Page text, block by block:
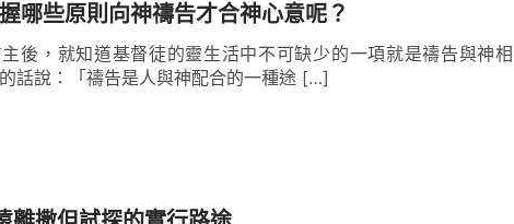
赤身歸回。賞賜的是耶和華，收取的也是耶和華；
抓進監獄時，弟兄姊妹掩護他出城，剛逃出城外，主
架，彼得一聽這話，明白了主耶穌的心意，此時彼
回到羅馬城，主動要求倒釘十字架。通過彼得、約
有理智，不是一味地要求神滿足自己的肉體，而是
哪些原則向神禱告才合神心意呢？
後，就知道基督徒的靈生活中不可缺少的一項就是禱告與神相
話說：「禱告是人與神配合的一種途 […]